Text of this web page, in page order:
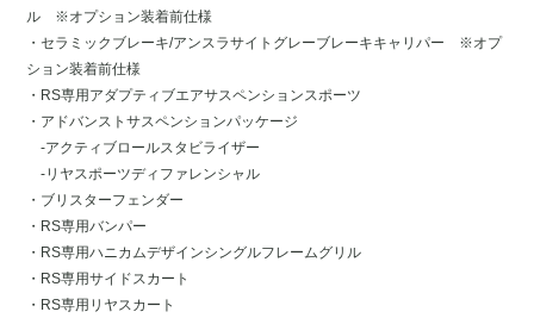
ル ※オプション装着前仕様
・セラミックブレーキ/アンスラサイトグレーブレーキキャリパー ※オプ
ション装着前仕様
・RS専用アダプティブエアサスペンションスポーツ
・アドバンストサスペンションパッケージ
-アクティブロールスタビライザー
-リヤスポーツディファレンシャル
・ブリスターフェンダー
・RS専用バンパー
・RS専用ハニカムデザインシングルフレームグリル
・RS専用サイドスカート
・RS専用リヤスカート